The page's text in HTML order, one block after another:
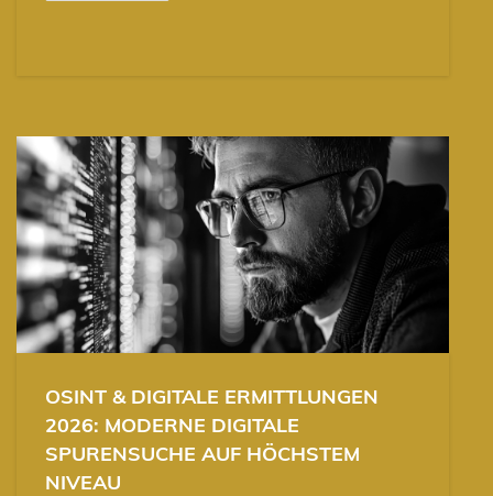
OSINT & DIGITALE ERMITTLUNGEN
2026: MODERNE DIGITALE
SPURENSUCHE AUF HÖCHSTEM
NIVEAU